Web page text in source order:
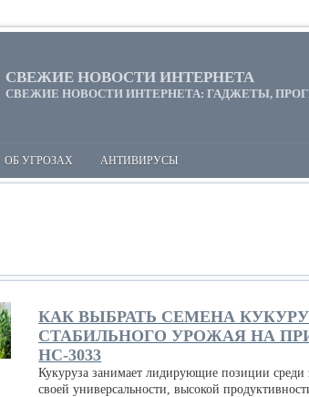
СВЕЖИЕ НОВОСТИ ИНТЕРНЕТА
СВЕЖИЕ НОВОСТИ ИНТЕРНЕТА: ГАДЖЕТЫ,
ОБ УГРОЗАХ АНТИВИРУСЫ
КАК ВЫБРАТЬ СЕМЕНА
СТАБИЛЬНОГО УРОЖАЯ НА
НС-3033
Кукуруза занимает лидирующие позиции среди
своей универсальности, высокой